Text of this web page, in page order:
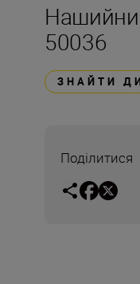
50036
ЗНАЙТИ
Поділитися